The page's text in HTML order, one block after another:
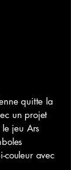
quitte la
un projet
jeu Ars
couleur avec